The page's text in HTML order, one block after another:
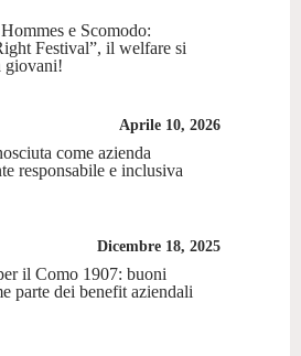
e Scomodo:
Festival”, il welfare si
giovani!
Aprile 10, 2026
come azienda
responsabile e inclusiva
Dicembre 18, 2025
il Como 1907: buoni
parte dei benefit aziendali